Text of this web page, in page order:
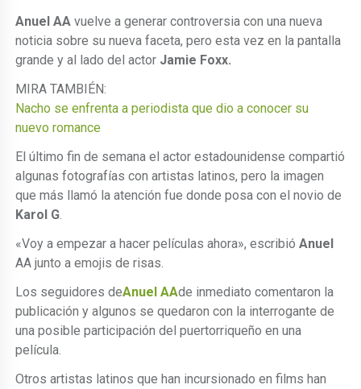
Anuel AA vuelve a generar controversia con una nueva
noticia sobre su nueva faceta, pero esta vez en la pantalla
grande y al lado del actor Jamie Foxx.
MIRA TAMBIÉN:
Nacho se enfrenta a periodista que dio a conocer su
nuevo romance
El último fin de semana el actor estadounidense compartió
algunas fotografías con artistas latinos, pero la imagen
que más llamó la atención fue donde posa con el novio de
Karol G
«Voy a empezar a hacer películas ahora», escribióAnuel
AA junto a emojis de risas.
Los seguidores deAnuel AAde inmediato comentaron la
publicación y algunos se quedaron con la interrogante de
una posible participación del puertorriqueño en una
película.
Otros artistas latinos que han incursionado en films han